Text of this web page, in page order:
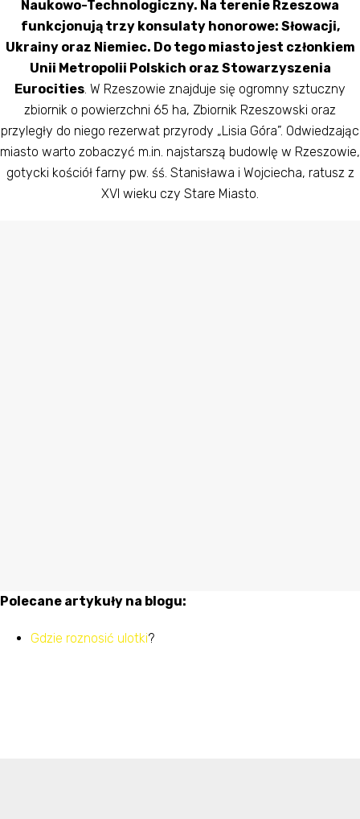
Naukowo-Technologiczny. Na terenie Rzeszowa
funkcjonują trzy konsulaty honorowe: Słowacji,
Ukrainy oraz Niemiec. Do tego miasto jest członkiem
Unii Metropolii Polskich oraz Stowarzyszenia
Eurocities . W Rzeszowie znajduje się ogromny sztuczny
zbiornik o powierzchni 65 ha, Zbiornik Rzeszowski oraz
przyległy do niego rezerwat przyrody „Lisia Góra”. Odwiedzając
miasto warto zobaczyć m.in. najstarszą budowlę w Rzeszowie,
gotycki kościół farny pw. śś. Stanisława i Wojciecha, ratusz z
XVI wieku czy Stare Miasto.
Polecane artykuły na blogu:
Gdzie roznosić ulotki?